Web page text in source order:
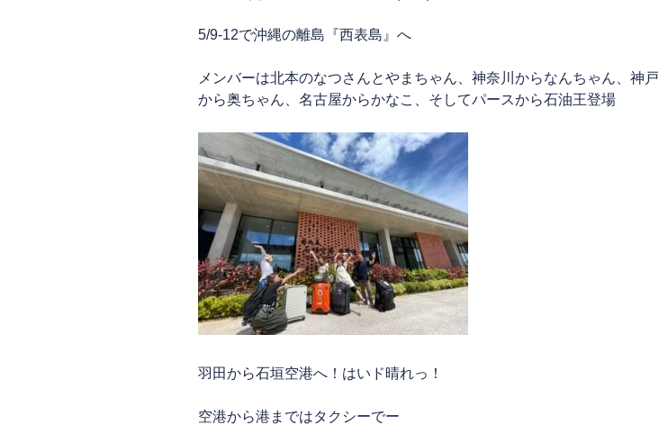
5/9-12で沖縄の離島『西表島』へ
メンバーは北本のなつさんとやまちゃん、神奈川からなんちゃん、神戸
から奥ちゃん、名古屋からかなこ、そしてパースから石油王登場
羽田から石垣空港へ！はいド晴れっ！
空港から港まではタクシーでー